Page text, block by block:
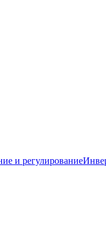
и регулирование